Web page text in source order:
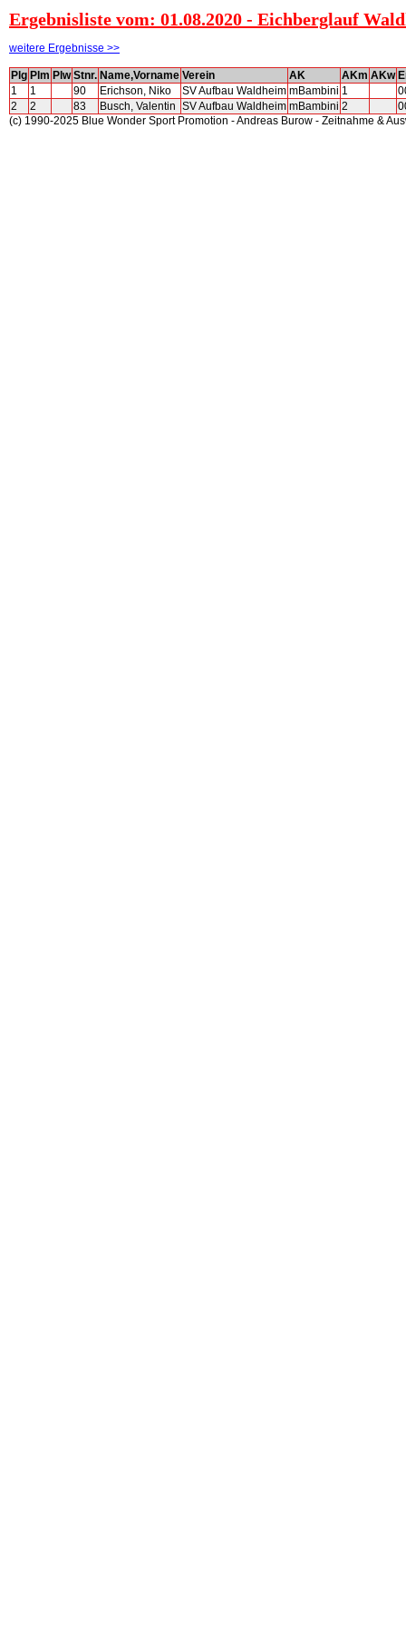
Ergebnisliste vom: 01.08.2020 - Eichberglauf
weitere Ergebnisse >>
Plg Plm Plw Stnr. Name,Vorname Verein AK AKm AKw
1
1 90 Erichson, Niko SV Aufbau Waldheim mBambini 1
2
2 83 Busch, Valentin SV Aufbau Waldheim mBambini 2
(c) 1990-2025 Blue Wonder Sport Promotion - Andreas Burow - Zeitnahme &